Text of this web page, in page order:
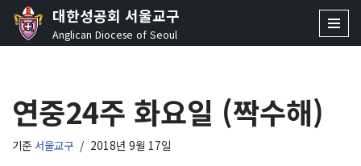
콘
로
건
너
대한성공회 서울교구
Anglican Diocese of Seoul
연중24주 화요일 (짝수해)
기준 서울교구 2018년 9월 17일